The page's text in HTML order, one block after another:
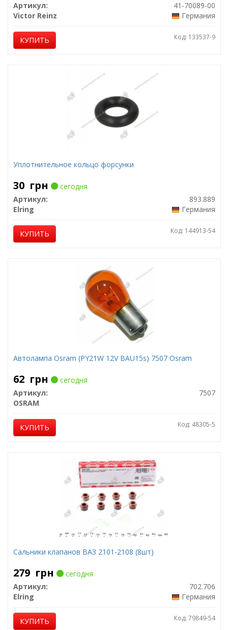
Артикул:
41-70089-00
Victor Reinz
Германия
КУПИТЬ Код: 133537-9
Уплотнительное кольцо форсунки
30 грн
сегодня
Артикул:
893.889
Elring
Германия
КУПИТЬ Код: 144913-54
Автолампа Osram (PY21W 12V BAU15s) 7507 Osram
62 грн
сегодня
Артикул:
7507
OSRAM
КУПИТЬ Код: 48305-5
Сальники клапанов ВАЗ 2101-2108 (8шт)
279 грн
сегодня
Артикул:
702.706
Elring
Германия
КУПИТЬ Код: 79849-54